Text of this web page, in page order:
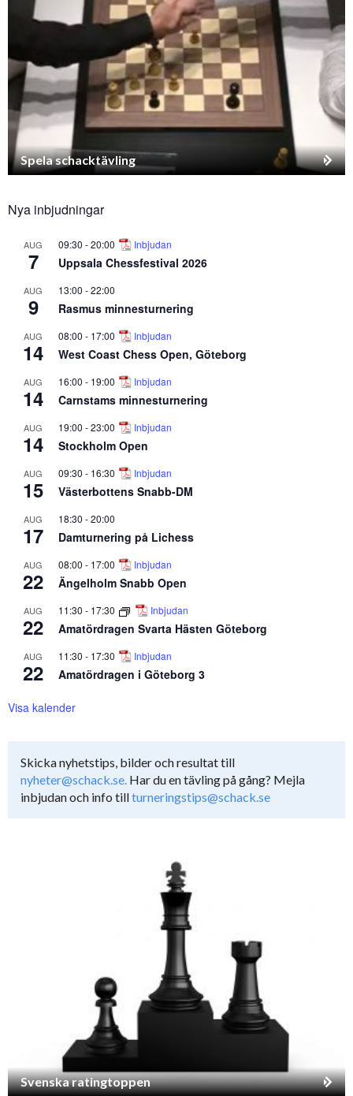
Spela schacktävling
Nya inbjudningar
AUG
7
09:30 -20:00 Inbjudan
Uppsala Chessfestival 2026
AUG
9
13:00 -22:00
Rasmus minnesturnering
AUG
14
08:00 - 17:00 Inbjudan
West Coast Chess Open, Göteborg
AUG
14
16:00 - 19:00 Inbjudan
Carnstams minnesturnering
AUG
14
19:00 -23:00 Inbjudan
Stockholm Open
AUG
15
09:30 - 16:30 Inbjudan
Västerbottens Snabb-DM
AUG
17
18:30 -20:00
Damturnering på Lichess
AUG
22
08:00 - 17:00 Inbjudan
Ängelholm Snabb Open
AUG
22
11:30 - 17:30 Inbjudan
Amatördragen Svarta Hästen Göteborg
AUG
22
11:30 - 17:30 Inbjudan
Amatördragen i Göteborg 3
Visa kalender
Skicka nyhetstips, bilder och resultat till
nyheter@schack.se. Har du en tävling på gång? Mejla
inbjudan och info tillturneringstips@schack.se
Svenska ratingtoppen